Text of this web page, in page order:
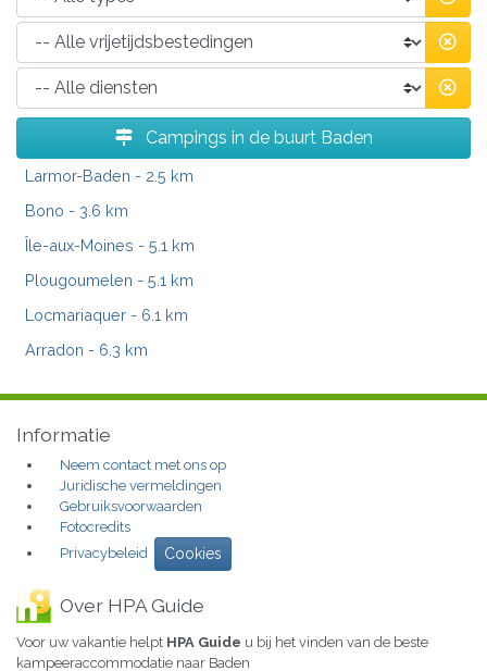
Campings in de buurt Baden
Larmor-Baden - 2.5 km
Bono - 3.6 km
Île-aux-Moines - 5.1 km
Plougoumelen - 5.1 km
Locmariaquer - 6.1 km
Arradon - 6.3 km
Informatie
Neem contact met ons op
Juridische vermeldingen
Gebruiksvoorwaarden
Fotocredits
Privacybeleid
Cookies
Over HPA Guide
Voor uw vakantie helpt HPA Guide u bij het vinden van de beste
kampeeraccommodatie naar Baden